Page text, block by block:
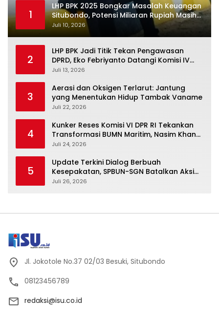
1
LHP BPK 2025 Bongkar Masalah Keuangan
Situbondo, Potensi Miliaran Rupiah Masih
Belum Terkelola
Juli 10, 2026
2
LHP BPK Jadi Titik Tekan Pengawasan
DPRD, Eko Febriyanto Datangi Komisi IV
dan Ajak Dewan Kembali Berpijak pada
Juli 13, 2026
3
Aerasi dan Oksigen Terlarut: Jantung
yang Menentukan Hidup Tambak Vaname
Juli 22, 2026
4
Kunker Reses Komisi VI DPR RI Tekankan
Transformasi BUMN Maritim, Nasim Khan
Kawal Penguatan Sektor Laut
Juli 24, 2026
5
Update Terkini Dialog Berbuah
Kesepakatan, SPBUN-SGN Batalkan Aksi
Nasional Setelah Holding Penuhi Sejumlah
Juli 26, 2026
Jl. Jokotole No.37 02/03 Besuki, Situbondo
08123456789
redaksi@isu.co.id